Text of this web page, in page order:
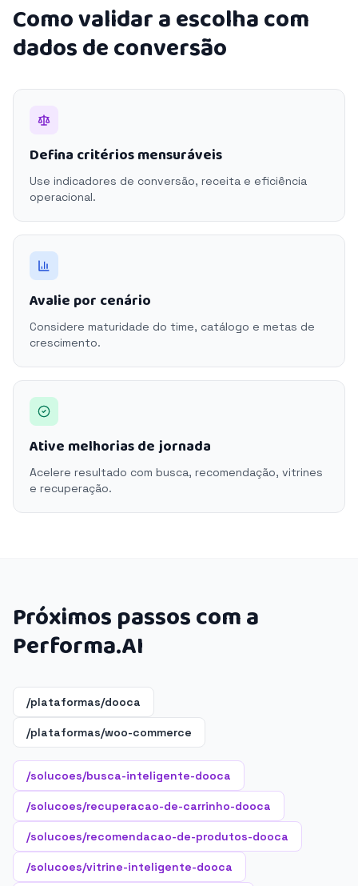
Como validar a escolha com
dados de conversão
Defina critérios mensuráveis
Use indicadores de conversão, receita e eficiência
operacional.
Avalie por cenário
Considere maturidade do time, catálogo e metas de
crescimento.
Ative melhorias de jornada
Acelere resultado com busca, recomendação, vitrines
e recuperação.
Próximos passos com a
Performa.AI
/plataformas/dooca
/plataformas/woo-commerce
/solucoes/busca-inteligente-dooca
/solucoes/recuperacao-de-carrinho-dooca
/solucoes/recomendacao-de-produtos-dooca
/solucoes/vitrine-inteligente-dooca